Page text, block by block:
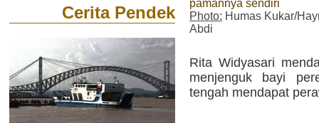
Cerita Pendek
pamannya sendiri
Photo: Humas Kukar/
Abdi
Rita Widyasari
menjenguk bayi
tengah mendapat